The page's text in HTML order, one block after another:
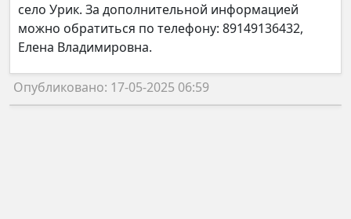
село Урик. За дополнительной информацией
можно обратиться по телефону: 89149136432,
Елена Владимировна.
Опубликовано: 17-05-2025 06:59